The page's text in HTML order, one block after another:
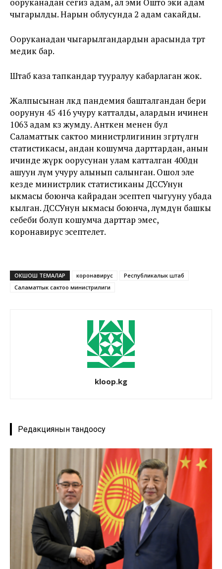
чыгарылды. Нарын облусунда 2 адам сакайды.
Ооруканадан чыгарылгандардын арасында төрт
медик бар.
Штаб каза тапкандар тууралуу кабарлаган жок.
Жалпысынан өлкөдө пандемия башталгандан бери
оорунун 45 416 учуру катталды, алардын ичинен
1063 адам көз жумду. Анткен менен бул
Саламаттык сактоо министрлигинин өзгөртүлгөн
статистикасы, андан кошумча дарттардан, анын
ичинде жүрөк оорусунан улам катталган 400дөн
ашуун өлүм учуру алынып салынган. Ошол эле
кезде министрлик статистиканы ДССУнун
ыкмасы боюнча кайрадан эсептеп чыгууну убада
кылган. ДССУнун ыкмасы боюнча, өлүмдүн башкы
себеби болуп кошумча дарттар эмес,
коронавирус эсептелет.
ОКШОШ ТЕМАЛАР коронавирус
Республикалык штаб
Саламаттык сактоо министрилиги
kloop.kg
Редакциянын тандоосу